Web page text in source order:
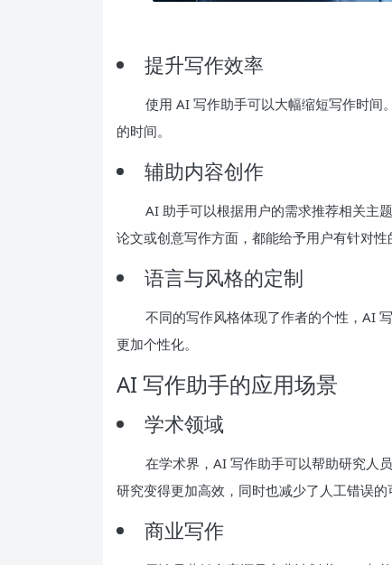
提升写作效率
使用 AI 写作助手可以大幅缩短写作时间
的时间。
辅助内容创作
AI 助手可以根据用户的需求推荐相关主
论文或创意写作方面，都能给予用户有针对性
语言与风格的定制
不同的写作风格体现了作者的个性，AI
更加个性化。
AI 写作助手的应用场景
学术领域
在学术界，AI 写作助手可以帮助研究人
研究变得更加高效，同时也减少了人工错误的
商业写作